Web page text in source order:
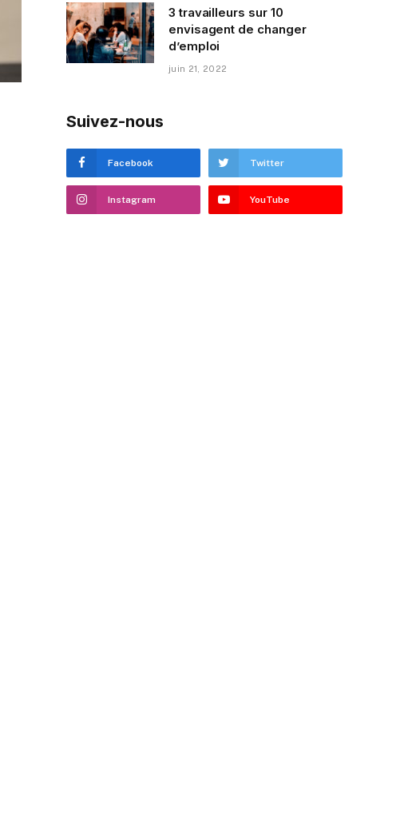
3 travailleurs sur 10
envisagent de changer
d’emploi
juin 21, 2022
Suivez-nous
Facebook Twitter
Instagram YouTube